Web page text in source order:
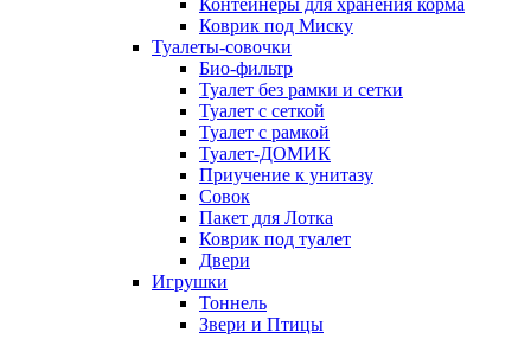
Коврик под Миску
Туалеты-совочки
Био-фильтр
Туалет без рамки и сетки
Туалет с сеткой
Туалет с рамкой
Туалет-ДОМИК
Приучение к унитазу
Совок
Пакет для Лотка
Коврик под туалет
Двери
Игрушки
Тоннель
Звери и Птицы